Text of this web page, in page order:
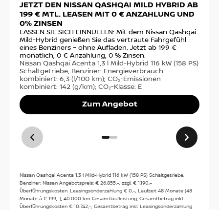
Fa. Markus Büscher / Ascheberg
59387 Ascheberg
Anfahrt
Kontakt
Tel: 02599/1611
Kontakt
Öffnungszeiten
JETZT DEN NISSAN QASHQAI MILD HYBRID AB
199 € MTL. LEASEN MIT 0 € ANZAHLUNG UND
0% ZINSEN
LASSEN SIE SICH EINNULLEN: Mit dem Nissan Qashqai
Mild-Hybrid genießen Sie das vertraute Fahrgefühl
eines Benziners – ohne Aufladen. Jetzt ab 199 €
monatlich, 0 € Anzahlung, 0 % Zinsen.
Nissan Qashqai Acenta 1,3 l Mild-Hybrid 116 kW (158 PS)
Schaltgetriebe, Benziner: Energieverbrauch
kombiniert: 6,3 (l/100 km); CO₂-Emissionen
kombiniert: 142 (g/km); CO₂-Klasse: E
Zum Angebot
Nissan Qashqai Acenta 1,3 l Mild-Hybrid 116 kW (158 PS) Schaltgetriebe,
Benziner: Nissan Angebotspreis: € 26.855,–, zzgl. € 1.190,–
Überführungskosten. Leasingsonderzahlung € 0,–, Laufzeit 48 Monate (48
Monate à € 199,–), 40.000 km Gesamtlaufleistung, Gesamtbetrag inkl.
Überführungskosten € 10.742,–, Gesamtbetrag inkl. Leasingsonderzahlung